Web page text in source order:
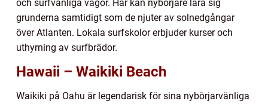
och surfvänliga vågor. Här kan nybörjare lära sig
grunderna samtidigt som de njuter av solnedgångar
över Atlanten. Lokala surfskolor erbjuder kurser och
uthyrning av surfbrädor.
Hawaii – Waikiki Beach
Waikiki på Oahu är legendarisk för sina nybörjarvänliga